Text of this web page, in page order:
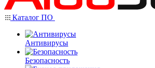
Каталог ПО
Антивирусы
Безопасность